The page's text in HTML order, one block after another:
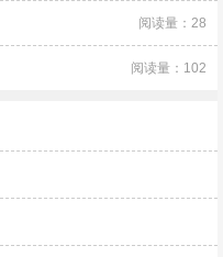
阅读量：28
阅读量：102